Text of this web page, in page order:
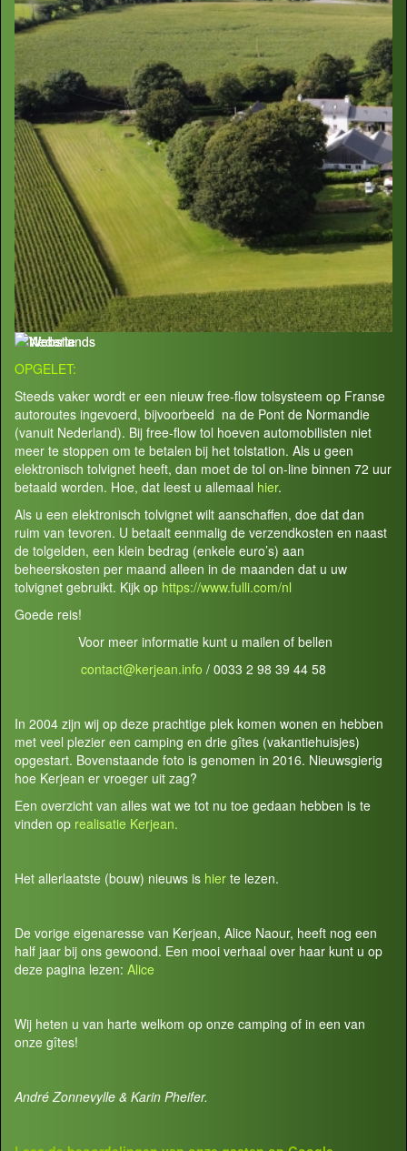
OPGELET:
Steeds vaker wordt er een nieuw free-flow tolsysteem op Franse
autoroutes ingevoerd, bijvoorbeeld na de Pont de Normandie
(vanuit Nederland). Bij free-flow tol hoeven automobilisten niet
meer te stoppen om te betalen bij het tolstation. Als u geen
elektronisch tolvignet heeft, dan moet de tol on-line binnen 72 uur
betaald worden. Hoe, dat leest u allemaal hier.
Als u een elektronisch tolvignet wilt aanschaffen, doe dat dan
ruim van tevoren. U betaalt eenmalig de verzendkosten en naast
de tolgelden, een klein bedrag (enkele euro’s) aan
beheerskosten per maand alleen in de maanden dat u uw
tolvignet gebruikt. Kijk op https://www.fulli.com/nl
Goede reis!
Voor meer informatie kunt u mailen of bellen
contact@kerjean.info / 0033 2 98 39 44 58
In 2004 zijn wij op deze prachtige plek komen wonen en hebben
met veel plezier een camping en drie gîtes (vakantiehuisjes)
opgestart. Bovenstaande foto is genomen in 2016. Nieuwsgierig
hoe Kerjean er vroeger uit zag?
Een overzicht van alles wat we tot nu toe gedaan hebben is te
vinden op realisatie Kerjean.
Het allerlaatste (bouw) nieuws is hier te lezen.
De vorige eigenaresse van Kerjean, Alice Naour, heeft nog een
half jaar bij ons gewoond. Een mooi verhaal over haar kunt u op
deze pagina lezen: Alice
Wij heten u van harte welkom op onze camping of in een van
onze gîtes!
André Zonnevylle & Karin Pheifer.